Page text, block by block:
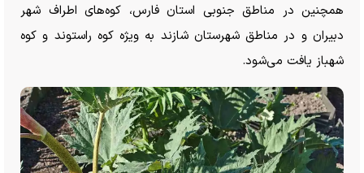
همچنین در مناطق جنوبی استان فارس، کوه‌های اطراف شهر
دبیران و در مناطق شهرستان شازند به ویژه کوه راستوند و کوه
شهباز یافت می‌شود.